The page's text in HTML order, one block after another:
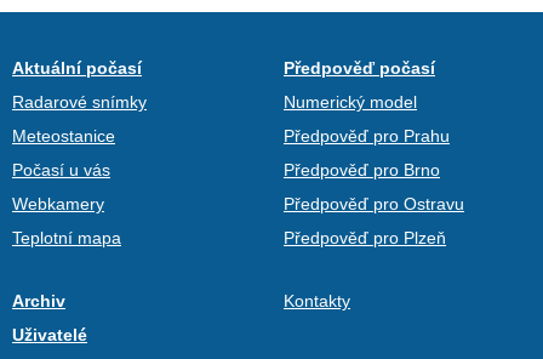
Aktuální počasí
Radarové snímky
Meteostanice
Počasí u vás
Webkamery
Teplotní mapa
Předpověď počasí
Numerický model
Předpověď pro Prahu
Předpověď pro Brno
Předpověď pro Ostravu
Předpověď pro Plzeň
Archiv
Uživatelé
Kontakty